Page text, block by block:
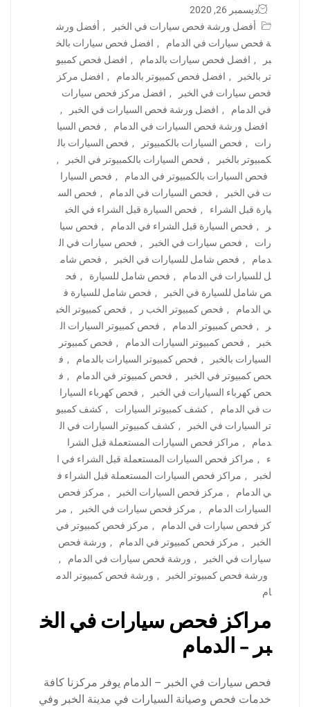
ديسمبر 26, 2020
أفضل ورشة فحص سيارات في الخبر
, أفضل ورش
ة فحص سيارات في الدمام
, افضل فحص سيارات بالخ
بر
, افضل فحص سيارات بالدمام , افضل فحص كمبيو
تر بالخبر
, افضل فحص كمبيوتر بالدمام , افضل مركز
فحص سيارات في الخبر
, افضل مركز فحص سيارات
في الدمام
, افضل ورشة فحص السيارات في الخبر
,
افضل ورشة فحص السيارات في الدمام
, فحص السيا
رات
, فحص السيارات بالكمبيوتر , فحص السيارات بال
كمبيوتر بالخبر
, فحص السيارات بالكمبيوتر في الخبر
,
فحص السيارات بالكمبيوتر في الدمام
, فحص السيارا
ت في الخبر
, فحص السيارات في الدمام , فحص الس
يارة قبل الشراء
, فحص السيارة قبل الشراء في الخب
ر
, فحص السيارة قبل الشراء في الدمام , فحص سيا
رات
, فحص سيارات في الخبر , فحص سيارات في ال
دمام
, فحص شامل للسيارات في الخبر , فحص شام
ل للسيارات في الدمام
, فحص شامل للسيارة , فح
ص شامل للسيارة في الخبر
, فحص شامل للسيارة ف
ي الدمام
, فحص كمبيوتر الخب ر , فحص كمبيوتر الخب
ر
, فحص كمبيوتر الدمام , فحص كمبيوتر السيارات ال
خبر
, فحص كمبيوتر السيارات الدمام , فحص كمبيوتر
السيارات بالخبر
, فحص كمبيوتر السيارات بالدمام , ف
حص كمبيوتر في الخبر
, فحص كمبيوتر في الدمام , ف
حص كهرباء السيارات في الخبر
, فحص كهرباء السيارا
ت في الدمام
, كشف كمبيوتر السيارات , كشف كمبيو
تر السيارات في الخبر
, كشف كمبيوتر السيارات في ال
دمام
, مراكز فحص السيارات المستعملة قبل الشرا
ء
, مراكز فحص السيارات المستعملة قبل الشراء في ا
لخبر
, مراكز فحص السيارات المستعملة قبل الشراء ف
ي الدمام
, مركز فحص السيارات الخبر , مركز فحص
السيارات الدمام
, مركز فحص سيارات في الخبر , مر
كز فحص سيارات في الدمام
, مركز فحص كمبيوتر في
الخبر
, مركز فحص كمبيوتر في الدمام , ورشة فحص
سيارات في الخبر
, ورشة فحص سيارات في الدمام
,
ورشة فحص كمبيوتر الخبر
, ورشة فحص كمبيوتر الدم
ام
مراكز فحص سيارات في الخ
بر – الدمام
فحص سيارات في الخبر – الدمام يوفر مركزنا كافة
خدمات فحص وصيانة السيارات في مدينة الخبر وفي